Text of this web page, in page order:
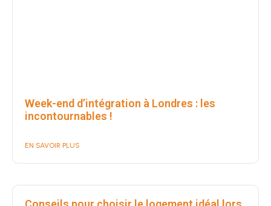
Week-end d’intégration à Londres : les
incontournables !
EN SAVOIR PLUS